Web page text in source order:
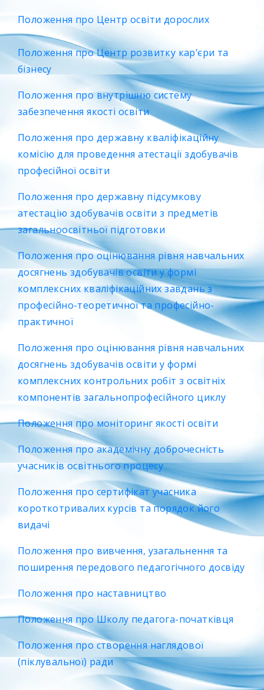
Положення про Центр освіти дорослих
Положення про Центр розвитку кар’єри та
бізнесу
Положення про внутрішню систему
забезпечення якості освіти
Положення про державну кваліфікаційну
комісію для проведення атестації здобувачів
професійної освіти
Положення про державну підсумкову
атестацію здобувачів освіти з предметів
загальноосвітньої підготовки
Положення про оцінювання рівня навчальних
досягнень здобувачів освіти у формі
комплексних кваліфікаційних завдань з
професійно-теоретичної та професійно-
практичної
Положення про оцінювання рівня навчальних
досягнень здобувачів освіти у формі
комплексних контрольних робіт з освітніх
компонентів загальнопрофесійного циклу
Положення про моніторинг якості освіти
Положення про академічну доброчесність
учасників освітнього процесу
Положення про сертифікат учасника
короткотривалих курсів та порядок його
видачі
Положення про вивчення, узагальнення та
поширення передового педагогічного досвіду
Положення про наставництво
Положення про Школу педагога-початківця
Положення про створення наглядової
(піклувальної) ради